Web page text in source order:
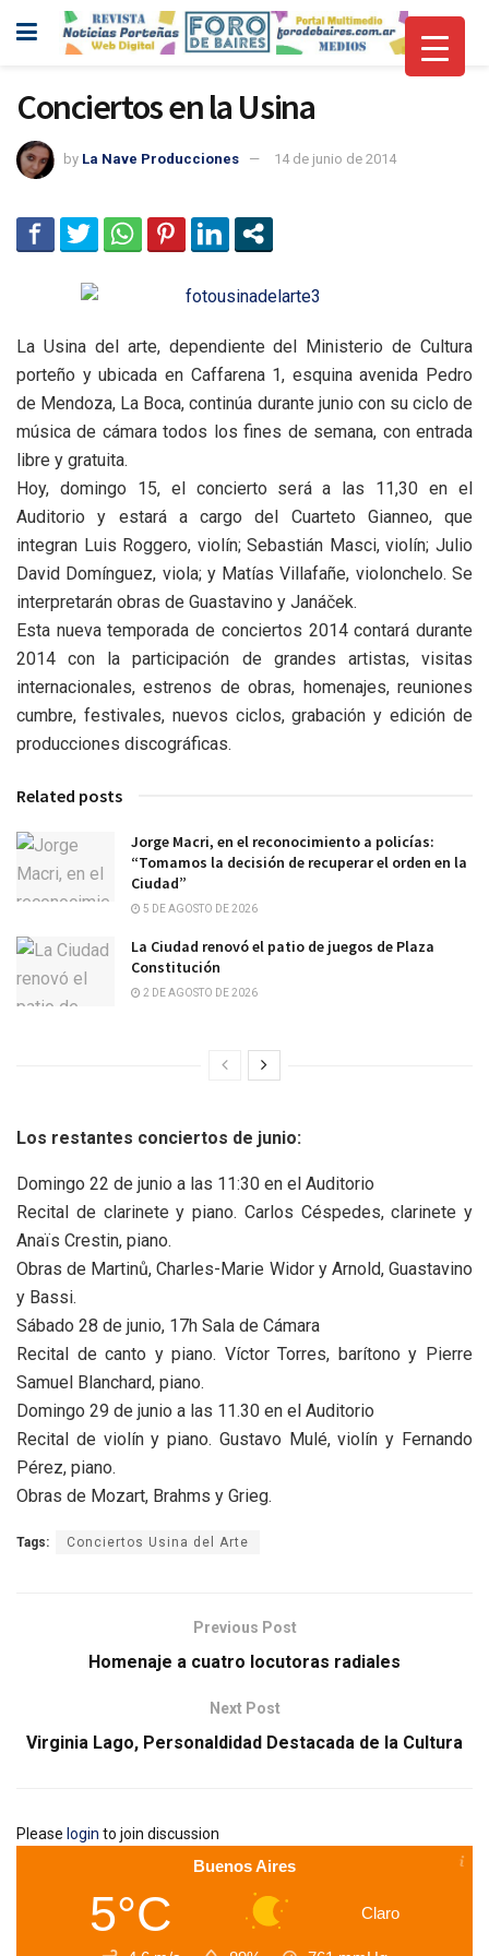
Conciertos en la Usina
by La Nave Producciones 14 de junio de 2014
La Usina del arte, dependiente del Ministerio de Cultura
porteño y ubicada en Caffarena 1, esquina avenida Pedro
de Mendoza, La Boca, continúa durante junio con su ciclo de
música de cámara todos los fines de semana, con entrada
libre y gratuita.
Hoy, domingo 15, el concierto será a las 11,30 en el
Auditorio y estará a cargo del Cuarteto Gianneo, que
integran Luis Roggero, violín; Sebastián Masci, violín; Julio
David Domínguez, viola; y Matías Villafañe, violonchelo. Se
interpretarán obras de Guastavino y Janáček.
Esta nueva temporada de conciertos 2014 contará durante
2014 con la participación de grandes artistas, visitas
internacionales, estrenos de obras, homenajes, reuniones
cumbre, festivales, nuevos ciclos, grabación y edición de
producciones discográficas.
Related posts
Jorge Macri, en el reconocimiento a policías:
“Tomamos la decisión de recuperar el orden en la
Ciudad”
5 DE AGOSTO DE 2026
La Ciudad renovó el patio de juegos de Plaza
Constitución
2 DE AGOSTO DE 2026
Los restantes conciertos de junio:
Domingo 22 de junio a las 11:30 en el Auditorio
Recital de clarinete y piano. Carlos Céspedes, clarinete y
Anaïs Crestin, piano.
Obras de Martinů, Charles-Marie Widor y Arnold, Guastavino
y Bassi.
Sábado 28 de junio, 17h Sala de Cámara
Recital de canto y piano. Víctor Torres, barítono y Pierre
Samuel Blanchard, piano.
Domingo 29 de junio a las 11.30 en el Auditorio
Recital de violín y piano. Gustavo Mulé, violín y Fernando
Pérez, piano.
Obras de Mozart, Brahms y Grieg.
Tags: Conciertos Usina del Arte
Previous Post
Homenaje a cuatro locutoras radiales
Next Post
Virginia Lago, Personaldidad Destacada de la Cultura
Please login to join discussion
Buenos Aires
5°C Claro